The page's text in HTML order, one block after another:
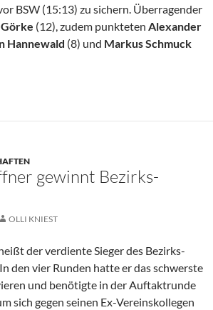
BSW (15:13) zu sichern. Überragender
(12), zudem punkteten Alexander
Hannewald (8) und Markus Schmuck
gewinnt Bezirks-
OLLI KNIEST
der verdiente Sieger des Bezirks-
den vier Runden hatte er das schwerste
und benötigte in der Auftaktrunde
sich gegen seinen Ex-Vereinskollegen